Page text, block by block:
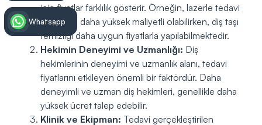
için fiyatlar farklılık gösterir. Örneğin, lazerle tedavi
genellikle daha yüksek maliyetli olabilirken, diş taşı
temizliği daha uygun fiyatlarla yapılabilmektedir.
Hekimin Deneyimi ve Uzmanlığı: Diş
hekimlerinin deneyimi ve uzmanlık alanı, tedavi
fiyatlarını etkileyen önemli bir faktördür. Daha
deneyimli ve uzman diş hekimleri, genellikle daha
yüksek ücret talep edebilir.
Klinik ve Ekipman: Tedavi gerçekleştirilen
Whatsapp
Whatsapp